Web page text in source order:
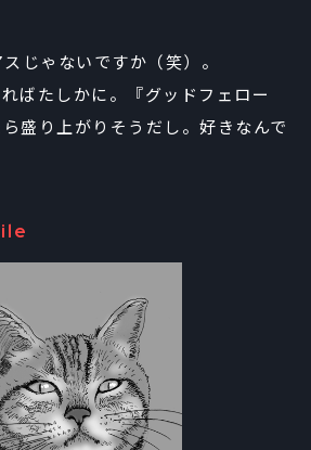
スじゃないですか（笑）。
ばたしかに。『グッドフェロー
盛り上がりそうだし。好きなんで